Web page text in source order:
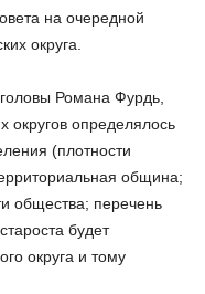
на очередной
округа.
Романа Фурдь,
округов определялось
(плотности
община;
общества; перечень
будет
округа и тому